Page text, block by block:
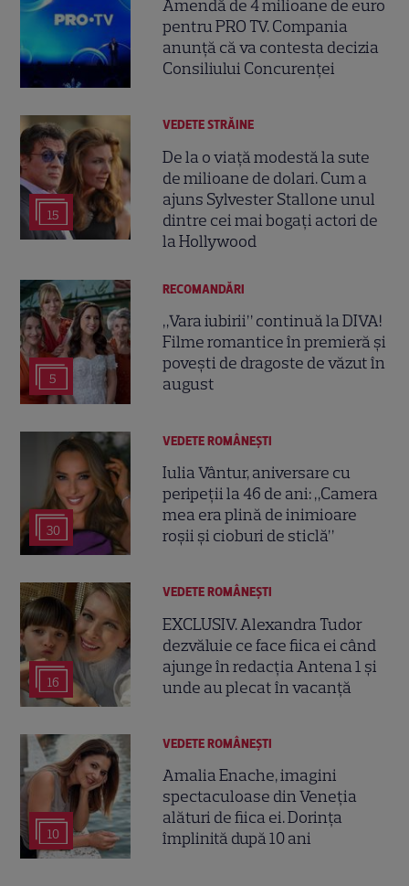
Amendă de 4 milioane de euro
pentru PRO TV. Compania
anunță că va contesta decizia
Consiliului Concurenței
15
VEDETE STRĂINE
De la o viață modestă la sute
de milioane de dolari. Cum a
ajuns Sylvester Stallone unul
dintre cei mai bogați actori de
la Hollywood
5
RECOMANDĂRI
„Vara iubirii” continuă la DIVA!
Filme romantice în premieră și
povești de dragoste de văzut în
august
30
VEDETE ROMÂNEŞTI
Iulia Vântur, aniversare cu
peripeții la 46 de ani: „Camera
mea era plină de inimioare
roșii și cioburi de sticlă”
16
VEDETE ROMÂNEŞTI
EXCLUSIV. Alexandra Tudor
dezvăluie ce face fiica ei când
ajunge în redacția Antena 1 și
unde au plecat în vacanță
10
VEDETE ROMÂNEŞTI
Amalia Enache, imagini
spectaculoase din Veneția
alături de fiica ei. Dorința
împlinită după 10 ani